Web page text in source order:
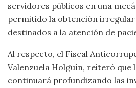
servidores públicos en una
permitido la obtención
destinados a la atención de
Al respecto, el Fiscal
Valenzuela Holguín, reiteró que
continuará profundizando las